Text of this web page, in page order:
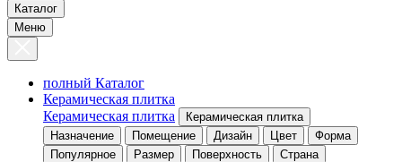
Каталог
Меню
полный Каталог
Керамическая плитка
Керамическая плитка
Керамическая плитка
Назначение
Помещение Дизайн Цвет
Форма
Популярное
Размер Поверхность Страна